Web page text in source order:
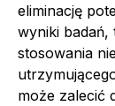
eliminację
wyniki badań,
stosowania
może zalecić